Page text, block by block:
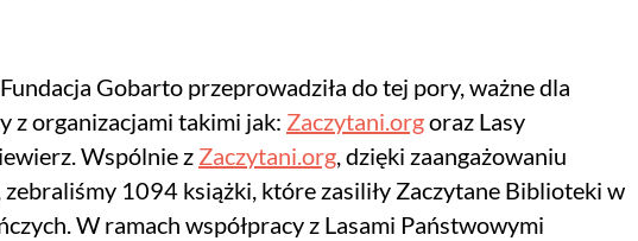
Gobarto przeprowadziła do tej pory, ważne dla
z organizacjami takimi jak: Zaczytani.orgoraz Lasy
Wspólnie z Zaczytani.org, dzięki zaangażowaniu
1094 książki, które zasiliły Zaczytane Biblioteki w
W ramach współpracy z Lasami Państwowymi